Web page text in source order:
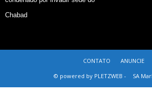
Chabad
CONTATO
ANUNCIE
© powered by PLETZWEB -
SA